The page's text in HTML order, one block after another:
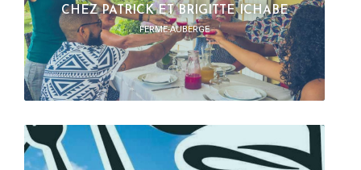
CHEZ PATRICK ET BRIGITTE ICHABE
FERME-AUBERGE